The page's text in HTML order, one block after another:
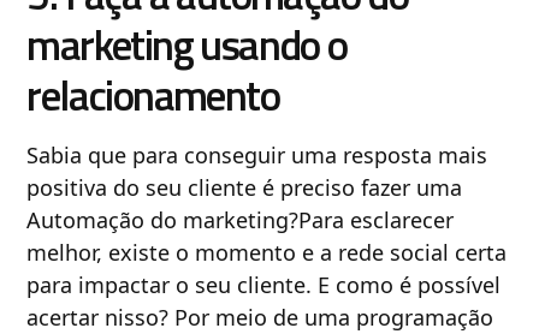
marketing usando o
relacionamento
Sabia que para conseguir uma resposta mais
positiva do seu cliente é preciso fazer uma
Automação do marketing?Para esclarecer
melhor, existe o momento e a rede social certa
para impactar o seu cliente. E como é possível
acertar nisso? Por meio de uma programação